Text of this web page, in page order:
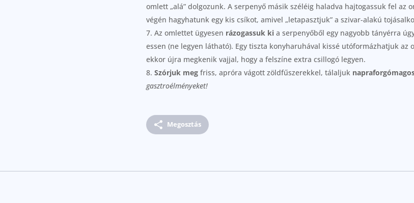
omlett „alá” dolgozunk. A serpenyő másik széléig haladva hajtogassuk fel az
végén hagyhatunk egy kis csíkot, amivel „letapasztjuk” a szivar-alakú
Az omlettet ügyesen rázogassuk ki a serpenyőből egy nagyobb tányérra
essen (ne legyen látható). Egy tiszta konyharuhával kissé utóformázhatjuk az
ekkor újra megkenik vajjal, hogy a felszíne extra csillogó legyen.
Szórjuk meg friss, apróra vágott zöldfűszerekkel, tálaljuk
gasztroélményeket!
Megosztás